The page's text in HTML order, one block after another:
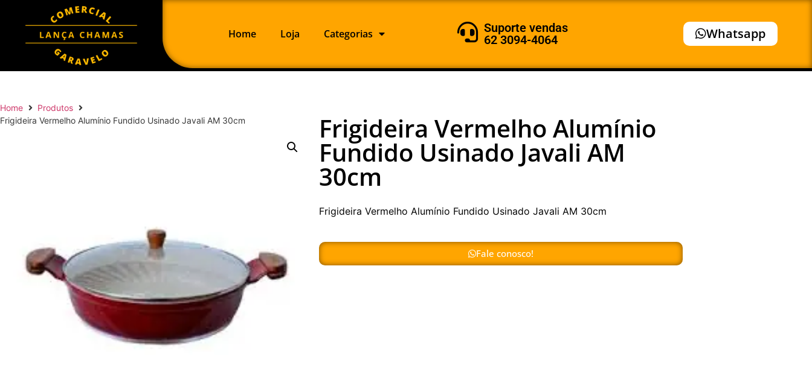
Home Loja Categorias
Suporte vendas
62 3094-4064
Whatsapp
Home
Produtos
Frigideira Vermelho Alumínio Fundido Usinado Javali AM 30cm
Frigideira Vermelho Alumínio
Fundido Usinado Javali AM
30cm
Frigideira Vermelho Alumínio Fundido Usinado Javali AM 30cm
Fale conosco!